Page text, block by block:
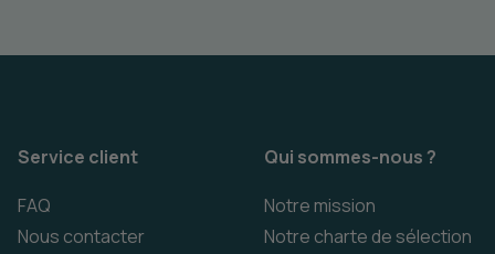
Service client
FAQ
Nous contacter
Qui sommes-nous ?
Notre mission
Notre charte de sélection